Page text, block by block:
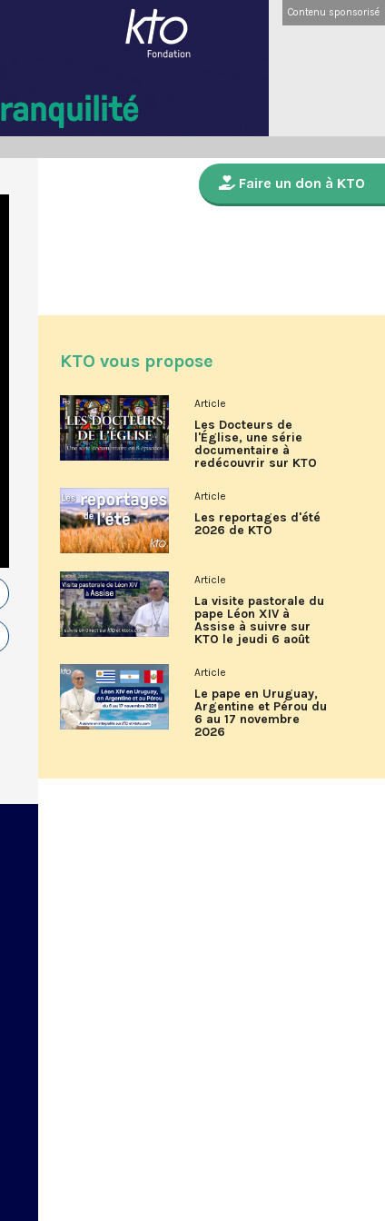
Contenu sponsorisé
Faire un don à KTO
KTO vous propose
Article
Les Docteurs de
l'Église, une série
documentaire à
redécouvrir sur KTO
Article
Les reportages d'été
2026 de KTO
Article
La visite pastorale du
pape Léon XIV à
Assise à suivre sur
KTO le jeudi 6 août
Article
Le pape en Uruguay,
Argentine et Pérou du
6 au 17 novembre
2026